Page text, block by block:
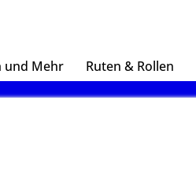
und Mehr Ruten & Rollen